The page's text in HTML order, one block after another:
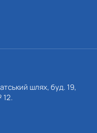
шлях, буд. 19,
12.